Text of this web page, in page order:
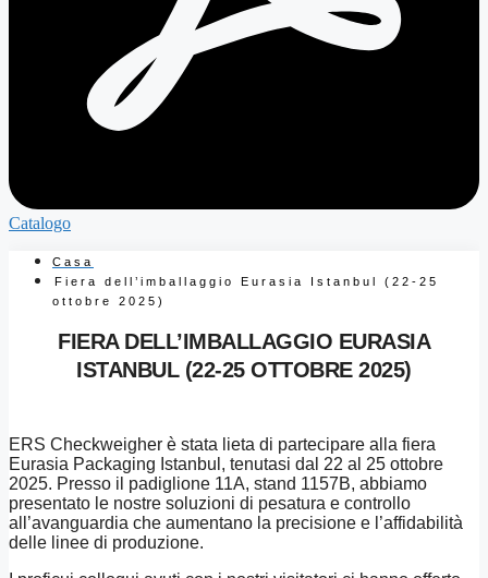
Catalogo
Casa
Fiera dell’imballaggio Eurasia Istanbul (22-25
ottobre 2025)
FIERA DELL’IMBALLAGGIO EURASIA
ISTANBUL (22-25 OTTOBRE 2025)
ERS Checkweigher è stata lieta di partecipare alla fiera
Eurasia Packaging Istanbul, tenutasi dal 22 al 25 ottobre
2025. Presso il padiglione 11A, stand 1157B, abbiamo
presentato le nostre soluzioni di pesatura e controllo
all’avanguardia che aumentano la precisione e l’affidabilità
delle linee di produzione.